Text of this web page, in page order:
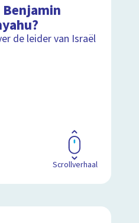
Benjamin
de leider van Israël
Scrollverhaal